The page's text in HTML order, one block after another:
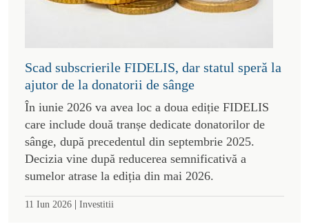
Scad subscrierile FIDELIS, dar statul speră la
ajutor de la donatorii de sânge
În iunie 2026 va avea loc a doua ediție FIDELIS
care include două tranșe dedicate donatorilor de
sânge, după precedentul din septembrie 2025.
Decizia vine după reducerea semnificativă a
sumelor atrase la ediția din mai 2026.
11 Iun 2026 | Investitii